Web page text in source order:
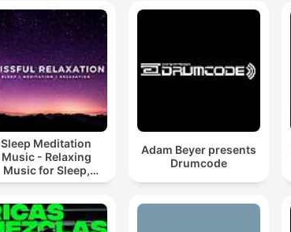
Sleep Meditation
Music - Relaxing
Music for Sleep,
Meditation &
Adam Beyer presents
Drumcode